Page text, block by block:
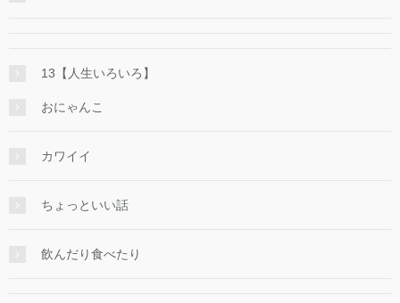
13【人生いろいろ】
おにゃんこ
カワイイ
ちょっといい話
飲んだり食べたり